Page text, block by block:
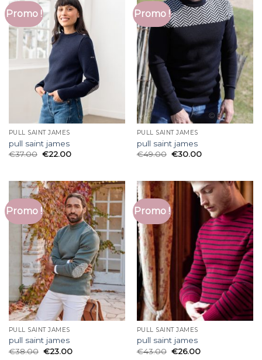
Promo !
PULL SAINT JAMES
pull saint james
€37.00 €22.00
Promo !
PULL SAINT JAMES
pull saint james
€49.00 €30.00
Promo !
PULL SAINT JAMES
pull saint james
€38.00 €23.00
Promo !
PULL SAINT JAMES
pull saint james
€43.00 €26.00